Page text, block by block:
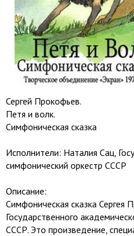
Сергей Прокофьев.
Петя и волк.
Симфоническая сказка
Исполнители: Наталия Сац,
симфонический оркестр СССР
Описание:
Симфоническая сказка Сергея
Государственного
СССР. Это произведение,